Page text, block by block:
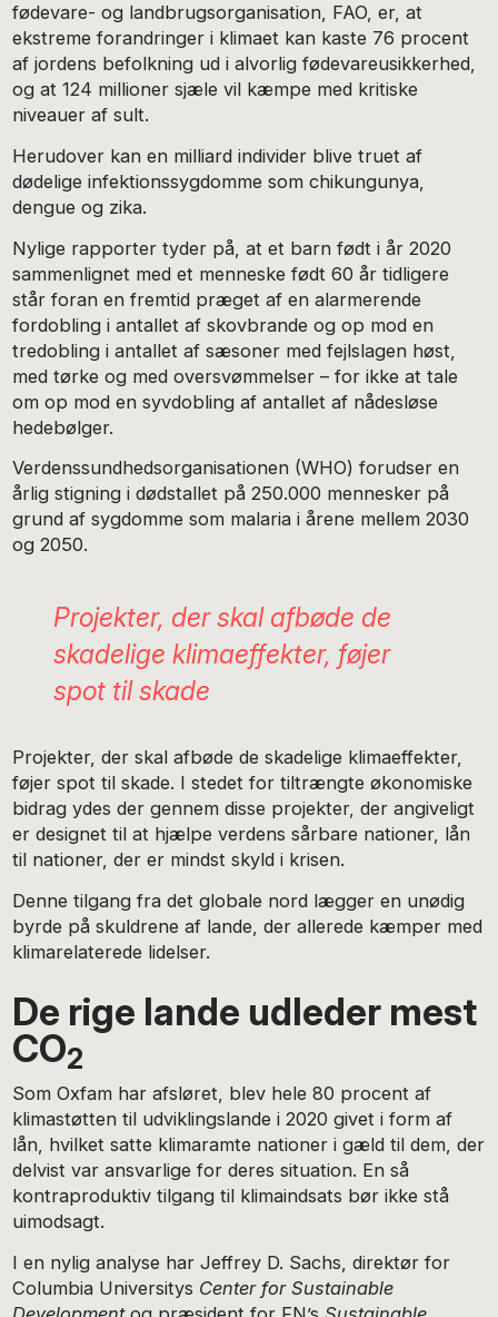
fødevare- og landbrugsorganisation, FAO, er, at
ekstreme forandringer i klimaet kan kaste 76 procent
af jordens befolkning ud i alvorlig fødevareusikkerhed,
og at 124 millioner sjæle vil kæmpe med kritiske
niveauer af sult.
Herudover kan en milliard individer blive truet af
dødelige infektionssygdomme som chikungunya,
dengue og zika.
Nylige rapporter tyder på, at et barn født i år 2020
sammenlignet med et menneske født 60 år tidligere
står foran en fremtid præget af en alarmerende
fordobling i antallet af skovbrande og op mod en
tredobling i antallet af sæsoner med fejlslagen høst,
med tørke og med oversvømmelser – for ikke at tale
om op mod en syvdobling af antallet af nådesløse
hedebølger.
Verdenssundhedsorganisationen (WHO) forudser en
årlig stigning i dødstallet på 250.000 mennesker på
grund af sygdomme som malaria i årene mellem 2030
og 2050.
Projekter, der skal afbøde de
skadelige klimaeffekter, føjer
spot til skade
Projekter, der skal afbøde de skadelige klimaeffekter,
føjer spot til skade. I stedet for tiltrængte økonomiske
bidrag ydes der gennem disse projekter, der angiveligt
er designet til at hjælpe verdens sårbare nationer, lån
til nationer, der er mindst skyld i krisen.
Denne tilgang fra det globale nord lægger en unødig
byrde på skuldrene af lande, der allerede kæmper med
klimarelaterede lidelser.
De rige lande udleder mest
CO2
Som Oxfam har afsløret, blev hele 80 procent af
klimastøtten til udviklingslande i 2020 givet i form af
lån, hvilket satte klimaramte nationer i gæld til dem, der
delvist var ansvarlige for deres situation. En så
kontraproduktiv tilgang til klimaindsats bør ikke stå
uimodsagt.
I en nylig analyse har Jeffrey D. Sachs, direktør for
Columbia Universitys Center for Sustainable